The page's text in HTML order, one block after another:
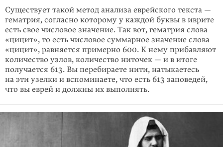
Существует такой метод анализа еврейского текста —
гематрия, согласно кото­рому у каждой буквы в иврите
есть свое числовое значение. Так вот, гематрия слова
«цицит», то есть числовое суммарное значение слова
«цицит», равняется примерно 600. К нему прибавляют
коли­чество узлов, количество ниточек — и в итоге
получается 613. Вы перебираете нити, натыкаетесь
на эти узелки и вспоминаете, что есть 613 запо­ведей,
что вы еврей и должны их выполнять.